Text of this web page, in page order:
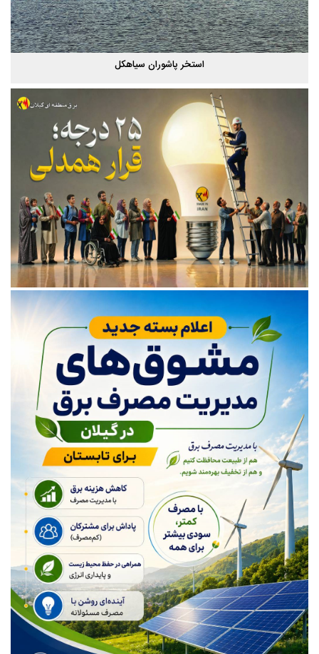
استخر پاشوران سیاهکل